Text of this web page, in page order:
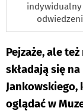
indywidualny
Pejzaże, ale
składają się
Jankowskiego,
oglądać w